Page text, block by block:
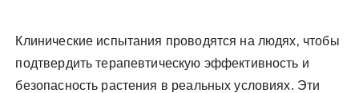
Клинические испытания проводятся на людях‚ чтобы
подтвердить терапевтическую эффективность и
безопасность растения в реальных условиях. Эти